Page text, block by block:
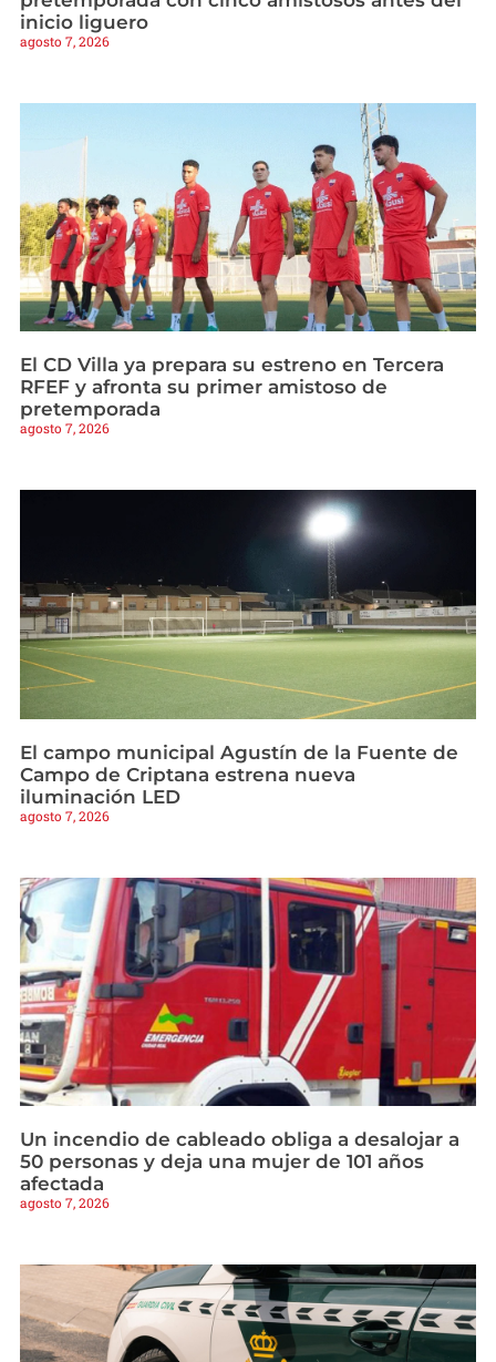
inicio liguero
agosto 7, 2026
El CD Villa ya prepara su estreno en Tercera
RFEF y afronta su primer amistoso de
pretemporada
agosto 7, 2026
El campo municipal Agustín de la Fuente de
Campo de Criptana estrena nueva
iluminación LED
agosto 7, 2026
Un incendio de cableado obliga a desalojar a
50 personas y deja una mujer de 101 años
afectada
agosto 7, 2026